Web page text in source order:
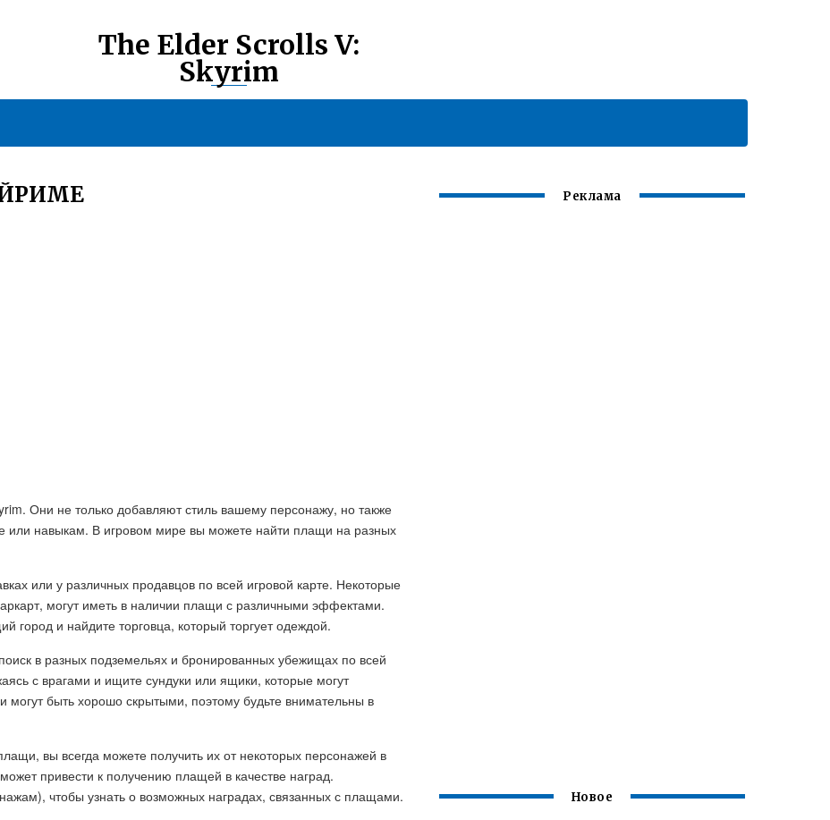
The Elder Scrolls V:
Skyrim
Они не только добавляют стиль вашему персонажу, но также
или навыкам. В игровом мире вы можете найти плащи на разных
или у различных продавцов по всей игровой карте. Некоторые
могут иметь в наличии плащи с различными эффектами.
город и найдите торговца, который торгует одеждой.
в разных подземельях и бронированных убежищах по всей
с врагами и ищите сундуки или ящики, которые могут
быть хорошо скрытыми, поэтому будьте внимательны в
вы всегда можете получить их от некоторых персонажей в
привести к получению плащей в качестве наград.
чтобы узнать о возможных наградах, связанных с плащами.
Реклама
Новое